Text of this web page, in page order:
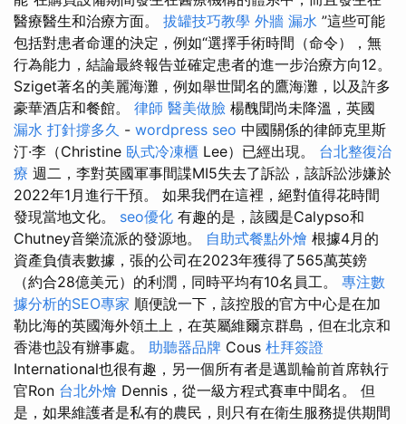
醫療醫生和治療方面。 拔罐技巧教學 外牆 漏水 ”這些可能
包括對患者命運的決定，例如“選擇手術時間（命令），無
行為能力，結論最終報告並確定患者的進一步治療方向12。
Sziget著名的美麗海灘，例如舉世聞名的鷹海灘，以及許多
豪華酒店和餐館。 律師 醫美做臉 楊醜聞尚未降溫，英國
漏水 打針撐多久 - wordpress seo 中國關係的律師克里斯
汀·李（Christine 臥式冷凍櫃 Lee）已經出現。 台北整復治
療 週二，李對英國軍事間諜MI5失去了訴訟，該訴訟涉嫌於
2022年1月進行干預。 如果我們在這裡，絕對值得花時間
發現當地文化。 seo優化 有趣的是，該國是Calypso和
Chutney音樂流派的發源地。 自助式餐點外燴 根據4月的
資產負債表數據，張的公司在2023年獲得了565萬英鎊
（約合28億美元）的利潤，同時平均有10名員工。 專注數
據分析的SEO專家 順便說一下，該控股的官方中心是在加
勒比海的英國​​海外領土上，在英屬維爾京群島，但在北京和
香港也設有辦事處。 助聽器品牌 Cous 杜拜簽證
International也很有趣，另一個所有者是邁凱輪前首席執行
官Ron 台北外燴 Dennis，從一級方程式賽車中聞名。 但
是，如果維護者是私有的農民，則只有在衛生服務提供期間